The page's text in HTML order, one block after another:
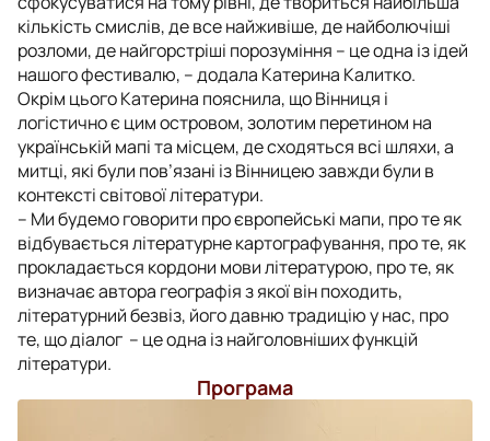
кількість смислів, де все найживіше, де найболючіші
розломи, де найгорстріші порозуміння – це одна із ідей
нашого фестивалю, – додала Катерина Калитко.
Окрім цього Катерина пояснила, що Вінниця і
логістично є цим островом, золотим перетином на
українській мапі та місцем, де сходяться всі шляхи, а
митці, які були пов’язані із Вінницею завжди були в
контексті світової літератури.
– Ми будемо говорити про європейські мапи, про те як
відбувається літературне картографування, про те, як
прокладається кордони мови літературою, про те, як
визначає автора географія з якої він походить,
літературний безвіз, його давню традицію у нас, про
те, що діалог – це одна із найголовніших функцій
літератури.
Програма